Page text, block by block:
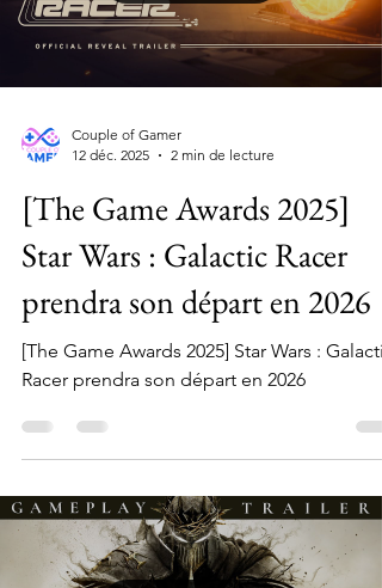
Load video
12 déc. 2025
2 min de lecture
[The Game Awards 2025]
Star Wars : Galactic Racer
prendra son départ en 2026
[The Game Awards 2025] Star Wars : Galactic
Racer prendra son départ en 2026